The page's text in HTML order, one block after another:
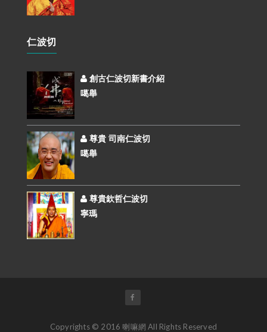
仁波切
創古仁波切新書介紹
噶舉
尊貴 司南仁波切
噶舉
尊貴欽哲仁波切
寧瑪
Copyrights © 2016 喇嘛網 All Rights Reserved